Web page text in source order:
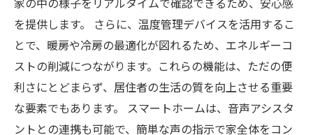
を提供します。 さらに、温度管理デバイスを活用するこ
とで、暖房や冷房の最適化が図れるため、エネルギーコ
ストの削減につながります。これらの機能は、ただの便
利さにとどまらず、居住者の生活の質を向上させる重要
な要素でもあります。 スマートホームは、音声アシスタ
ントとの連携も可能で、簡単な声の指示で家全体をコン